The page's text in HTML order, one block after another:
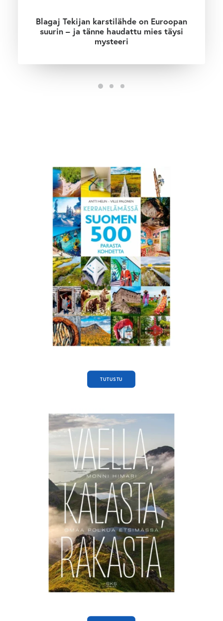
Blagaj Tekijan karstilähde on Euroopan
suurin – ja tänne haudattu mies täysi
mysteeri
TUTUSTU